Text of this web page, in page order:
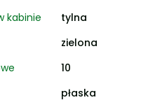
kabinie
tylna
zielona
10
płaska